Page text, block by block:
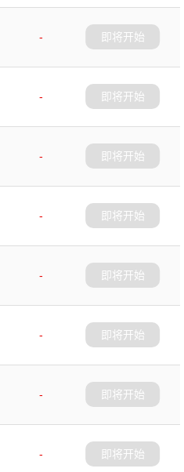
-
即将开始
-
即将开始
-
即将开始
-
即将开始
-
即将开始
-
即将开始
-
即将开始
-
即将开始